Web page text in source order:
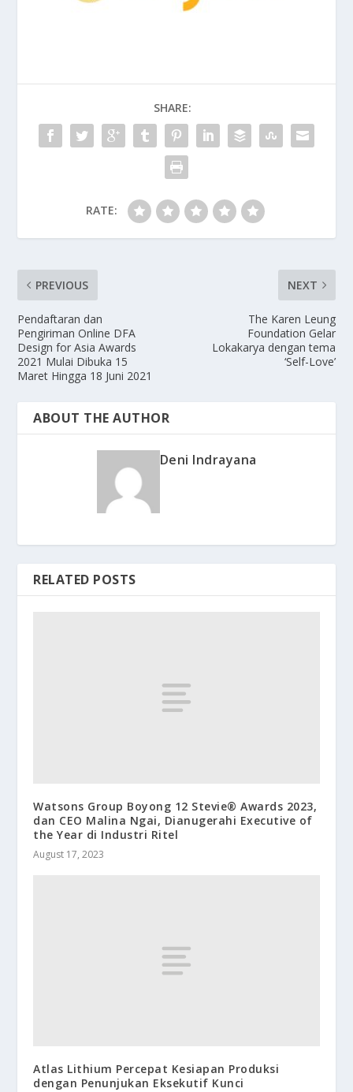
SHARE:
RATE:
PREVIOUS
Pendaftaran dan
Pengiriman Online DFA
Design for Asia Awards
2021 Mulai Dibuka 15
Maret Hingga 18 Juni 2021
NEXT
The Karen Leung
Foundation Gelar
Lokakarya dengan tema
‘Self-Love’
ABOUT THE AUTHOR
Deni Indrayana
RELATED POSTS
Watsons Group Boyong 12 Stevie® Awards 2023,
dan CEO Malina Ngai, Dianugerahi Executive of
the Year di Industri Ritel
August 17, 2023
Atlas Lithium Percepat Kesiapan Produksi
dengan Penunjukan Eksekutif Kunci